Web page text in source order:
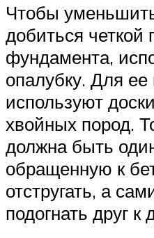
Чтобы
добиться четкой
фундамента,
опалубку. Для ее
используют
хвойных пород.
должна быть
обращенную к
отстругать, а
подогнать друг к